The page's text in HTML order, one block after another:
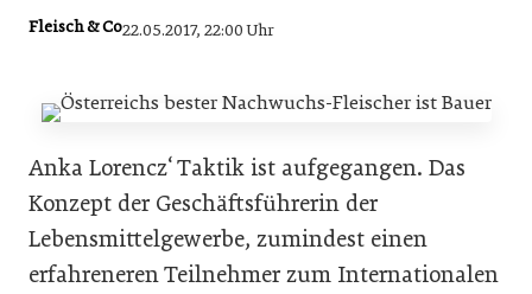
Fleisch & Co22.05.2017, 22:00 Uhr
Anka Lorencz‘ Taktik ist aufgegangen. Das
Konzept der Geschäftsführerin der
Lebensmittelgewerbe, zumindest einen
erfahreneren Teilnehmer zum Internationalen